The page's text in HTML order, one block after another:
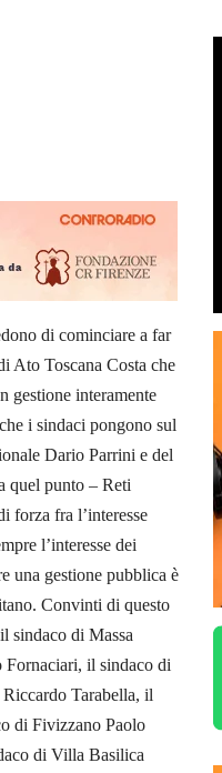
di cominciare a far
Ato Toscana Costa che
gestione interamente
i sindaci pongono sul
Dario Parrini e del
quel punto – Reti
forza fra l’interesse
l’interesse dei
una gestione pubblica è
Convinti di questo
sindaco di Massa
il sindaco di
Tarabella, il
di Fivizzano Paolo
di Villa Basilica